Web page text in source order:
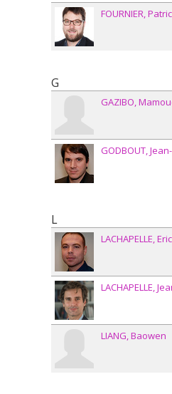
FOURNIER
G
GAZIBO
GODBOUT
L
LACHAPELLE
LACHAPELLE
LIANG Baowen